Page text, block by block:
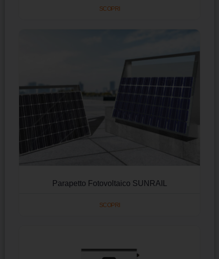
SCOPRI
Parapetto Fotovoltaico SUNRAIL
SCOPRI